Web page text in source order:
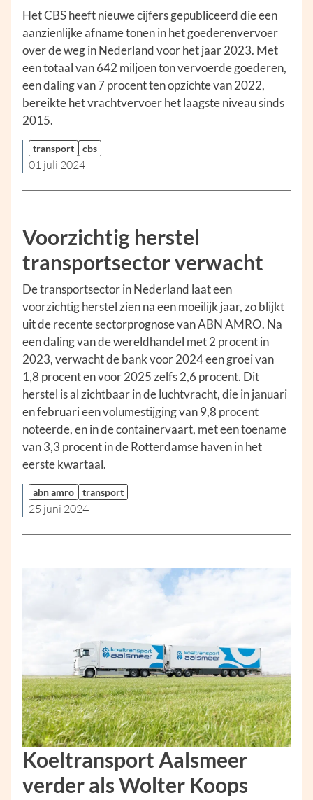
Het CBS heeft nieuwe cijfers gepubliceerd die een
aanzienlijke afname tonen in het goederenvervoer
over de weg in Nederland voor het jaar 2023. Met
een totaal van 642 miljoen ton vervoerde goederen,
een daling van 7 procent ten opzichte van 2022,
bereikte het vrachtvervoer het laagste niveau sinds
2015.
transport cbs
01 juli 2024
Voorzichtig herstel
transportsector verwacht
De transportsector in Nederland laat een
voorzichtig herstel zien na een moeilijk jaar, zo blijkt
uit de recente sectorprognose van ABN AMRO. Na
een daling van de wereldhandel met 2 procent in
2023, verwacht de bank voor 2024 een groei van
1,8 procent en voor 2025 zelfs 2,6 procent. Dit
herstel is al zichtbaar in de luchtvracht, die in januari
en februari een volumestijging van 9,8 procent
noteerde, en in de containervaart, met een toename
van 3,3 procent in de Rotterdamse haven in het
eerste kwartaal.
abn amro transport
25 juni 2024
Koeltransport Aalsmeer
verder als Wolter Koops